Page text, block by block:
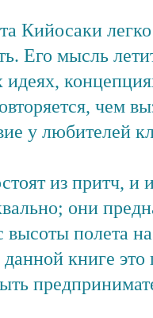
Кийосаки
Его мысль
идеях,
чем
у любителей
из притч, и
они
высоты полета
книге это